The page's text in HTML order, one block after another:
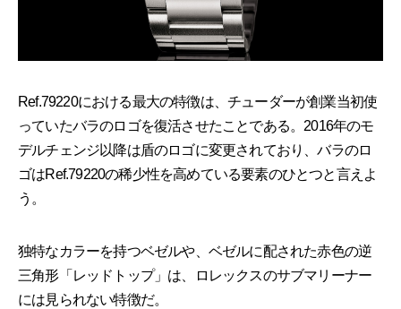
Ref.79220における最大の特徴は、チューダーが創業当初使
っていたバラのロゴを復活させたことである。2016年のモ
デルチェンジ以降は盾のロゴに変更されており、バラのロ
ゴはRef.79220の稀少性を高めている要素のひとつと言えよ
う。
独特なカラーを持つベゼルや、ベゼルに配された赤色の逆
三角形「レッドトップ」は、ロレックスのサブマリーナー
には見られない特徴だ。